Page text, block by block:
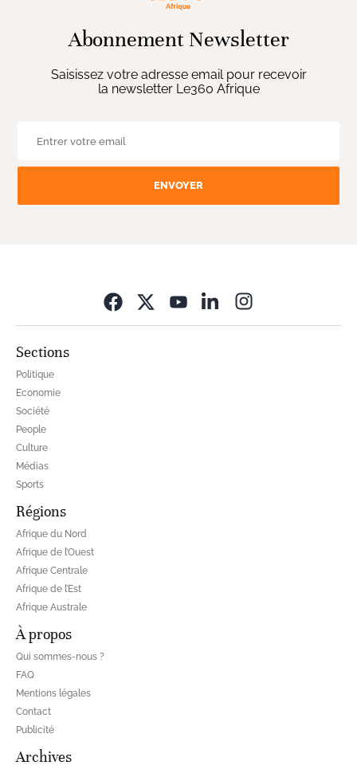
Abonnement Newsletter
Saisissez votre adresse email pour recevoir
la newsletter Le360 Afrique
ENVOYER
Sections
Politique
Economie
Société
People
Culture
Médias
Sports
Régions
Afrique du Nord
Afrique de l’Ouest
Afrique Centrale
Afrique de l’Est
Afrique Australe
À propos
Qui sommes-nous ?
FAQ
Mentions légales
Contact
Publicité
Archives